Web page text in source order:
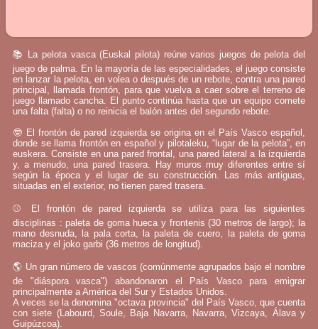
📚 La pelota vasca (Euskal pilota) reúne varios juegos de pelota del
juego de palma. En la mayoría de las especialidades, el juego consiste
en lanzar la pelota, en volea o después de un rebote, contra una pared
principal, llamada frontón, para que vuelva a caer sobre el terreno de
juego llamado cancha. El punto continúa hasta que un equipo comete
una falta (falta) o no reinicia el balón antes del segundo rebote.
🤓 El frontón de pared izquierda se origina en el País Vasco español,
donde se llama frontón en español y pilotaleku, “lugar de la pelota”, en
euskera. Consiste en una pared frontal, una pared lateral a la izquierda
y, a menudo, una pared trasera. Hay muros muy diferentes entre sí
según la época y el lugar de su construcción. Las más antiguas,
situadas en el exterior, no tienen pared trasera.
⚾ El frontón de pared izquierda se utiliza para las siguientes
disciplinas : paleta de goma hueca y frontenis (30 metros de largo); la
mano desnuda, la pala corta, la paleta de cuero, la paleta de goma
maciza y el joko garbi (36 metros de longitud).
🌎 Un gran número de vascos (comúnmente agrupados bajo el nombre
de "diáspora vasca") abandonaron el País Vasco para emigrar
principalmente a América del Sur y Estados Unidos.
A veces se la denomina "octava provincia" del País Vasco, que cuenta
con siete (Labourd, Soule, Baja Navarra, Navarra, Vizcaya, Álava y
Guipúzcoa).